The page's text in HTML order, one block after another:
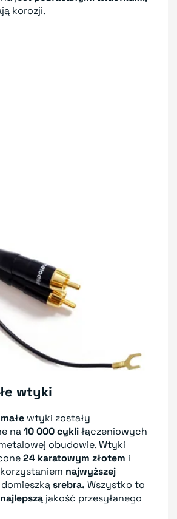
korozji.
wtyki
wtyki zostały
na10 000 cykliłączeniowych
obudowie. Wtyki
24 karatowym złotem i
najwyższej
srebra. Wszystko to
jakość przesyłanego